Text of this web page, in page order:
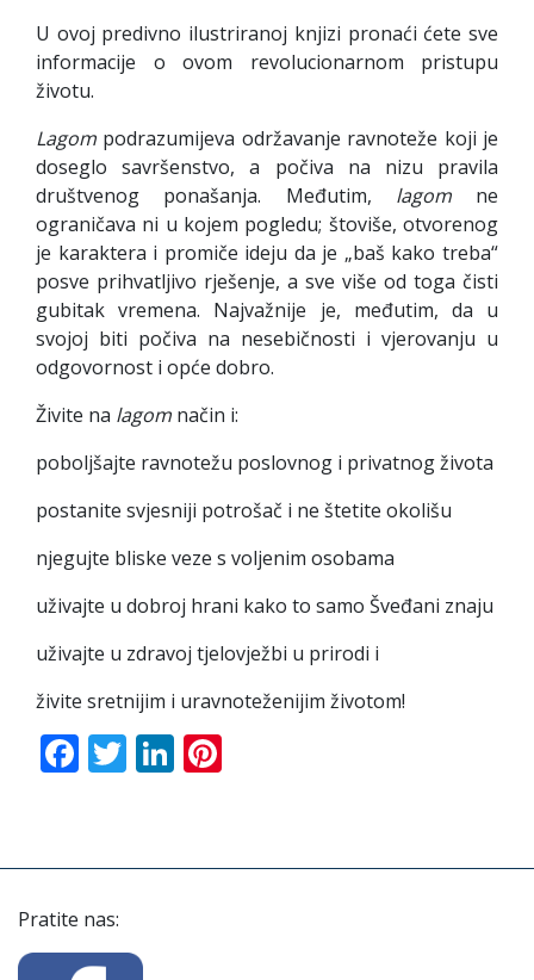
U ovoj predivno ilustriranoj knjizi pronaći ćete sve
informacije o ovom revolucionarnom pristupu
životu.
Lagom podrazumijeva održavanje ravnoteže koji je
doseglo savršenstvo, a počiva na nizu pravila
društvenog ponašanja. Međutim, lagomne
ograničava ni u kojem pogledu; štoviše, otvorenog
je karaktera i promiče ideju da je „baš kako treba“
posve prihvatljivo rješenje, a sve više od toga čisti
gubitak vremena. Najvažnije je, međutim, da u
svojoj biti počiva na nesebičnosti i vjerovanju u
odgovornost i opće dobro.
Živite na lagom način i:
poboljšajte ravnotežu poslovnog i privatnog života
postanite svjesniji potrošač i ne štetite okolišu
njegujte bliske veze s voljenim osobama
uživajte u dobroj hrani kako to samo Šveđani znaju
uživajte u zdravoj tjelovježbi u prirodi i
živite sretnijim i uravnoteženijim životom!
Facebook
TwitterLinkedIn
Pratite nas: